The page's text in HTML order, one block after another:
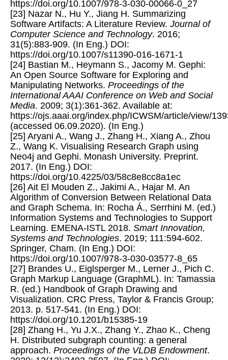
https://doi.org/10.1007/978-3-030-00066-0_27
[23] Nazar N., Hu Y., Jiang H. Summarizing
Software Artifacts: A Literature Review. Journal of
Computer Science and Technology. 2016;
31(5):883-909. (In Eng.) DOI:
https://doi.org/10.1007/s11390-016-1671-1
[24] Bastian M., Heymann S., Jacomy M. Gephi:
An Open Source Software for Exploring and
Manipulating Networks. Proceedings of the
International AAAI Conference on Web and Social
Media. 2009; 3(1):361-362. Available at:
https://ojs.aaai.org/index.php/ICWSM/article/view/
(accessed 06.09.2020). (In Eng.)
[25] Aryani A., Wang J., Zhang H., Xiang A., Zhou
Z., Wang K. Visualising Research Graph using
Neo4j and Gephi. Monash University. Preprint.
2017. (In Eng.) DOI:
https://doi.org/10.4225/03/58c8e8cc8a1ec
[26] Ait El Mouden Z., Jakimi A., Hajar M. An
Algorithm of Conversion Between Relational Data
and Graph Schema. In: Rocha Á., Serrhini M. (ed.)
Information Systems and Technologies to Support
Learning. EMENA-ISTL 2018. Smart Innovation,
Systems and Technologies. 2019; 111:594-602.
Springer, Cham. (In Eng.) DOI:
https://doi.org/10.1007/978-3-030-03577-8_65
[27] Brandes U., Eiglsperger M., Lerner J., Pich C.
Graph Markup Language (GraphML). In: Tamassia
R. (ed.) Handbook of Graph Drawing and
Visualization. CRC Press, Taylor & Francis Group;
2013. p. 517-541. (In Eng.) DOI:
https://doi.org/10.1201/b15385-19
[28] Zhang H., Yu J.X., Zhang Y., Zhao K., Cheng
H. Distributed subgraph counting: a general
approach. Proceedings of the VLDB Endowment.